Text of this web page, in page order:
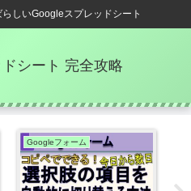
しいGoogleスプレッドシート
シート 完全攻略
Googleフォーム